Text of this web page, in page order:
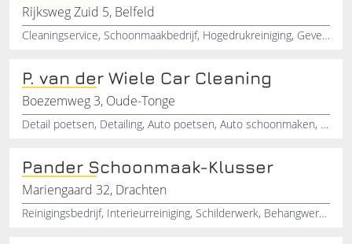
Rijksweg Zuid 5, Belfeld
Cleaningservice, Schoonmaakbedrijf, Hogedrukreiniging, Gevelreiniging, Interieurreiniging, Tegelen, Limburg, Venlo, Reinigingsbedrijf, Glasenwasser
P. van der Wiele Car Cleaning
Boezemweg 3, Oude-Tonge
Detail poetsen, Detailing, Auto poetsen, Auto schoonmaken, Polijsten, Campers poetsen, Caravan poetsen , Boot poetsen, Cleaning , Interieur schoonmaken
Pander Schoonmaak-Klusser
Mariengaard 32, Drachten
Reinigingsbedrijf, Interieurreiniging, Schilderwerk, Behangwerk, Laminaatlegger, Timmerwerk, Verhuizer, Spachtelwerk, Glazenwasser, Drachten